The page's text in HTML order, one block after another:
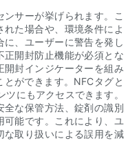
サーが挙げられます。こ
た場合や、環境条件によ
、ユーザーに警告を発し
正開封防止機能が必須とな
開封インジケーターを組み
ができます。NFCタグと
にもアクセスできます。
な保管方法、錠剤の識別
能です。これにより、ユ
な取り扱いによる誤用を減